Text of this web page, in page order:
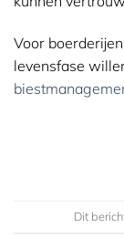
Voor
levensfase
Dit